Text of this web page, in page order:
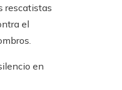
rescatistas
el
en